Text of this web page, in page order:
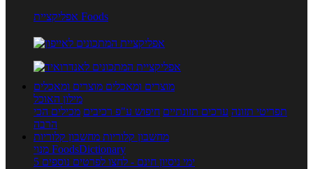
אפליקציית Foods
מוצרים ומאכלים מוצרים ומאכלים
מילון האוכל
תפריטי תזונה ערכים תזונתיים חיפוש ע"פ רכיבים מכילים הכי
הרבה
מחשבון קלוריות מחשבון קלוריות
מנוי FoodsDictionary
5 ימי ניסיון חינם - לחצו לפרטים נוספים